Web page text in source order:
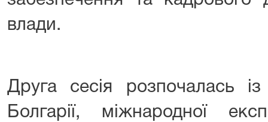
влади.
Друга сесія розпочалась
Болгарії, міжнародної